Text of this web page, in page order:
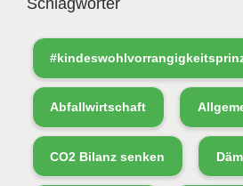
Abfallwirtschaft
CO2 Bilanz senken